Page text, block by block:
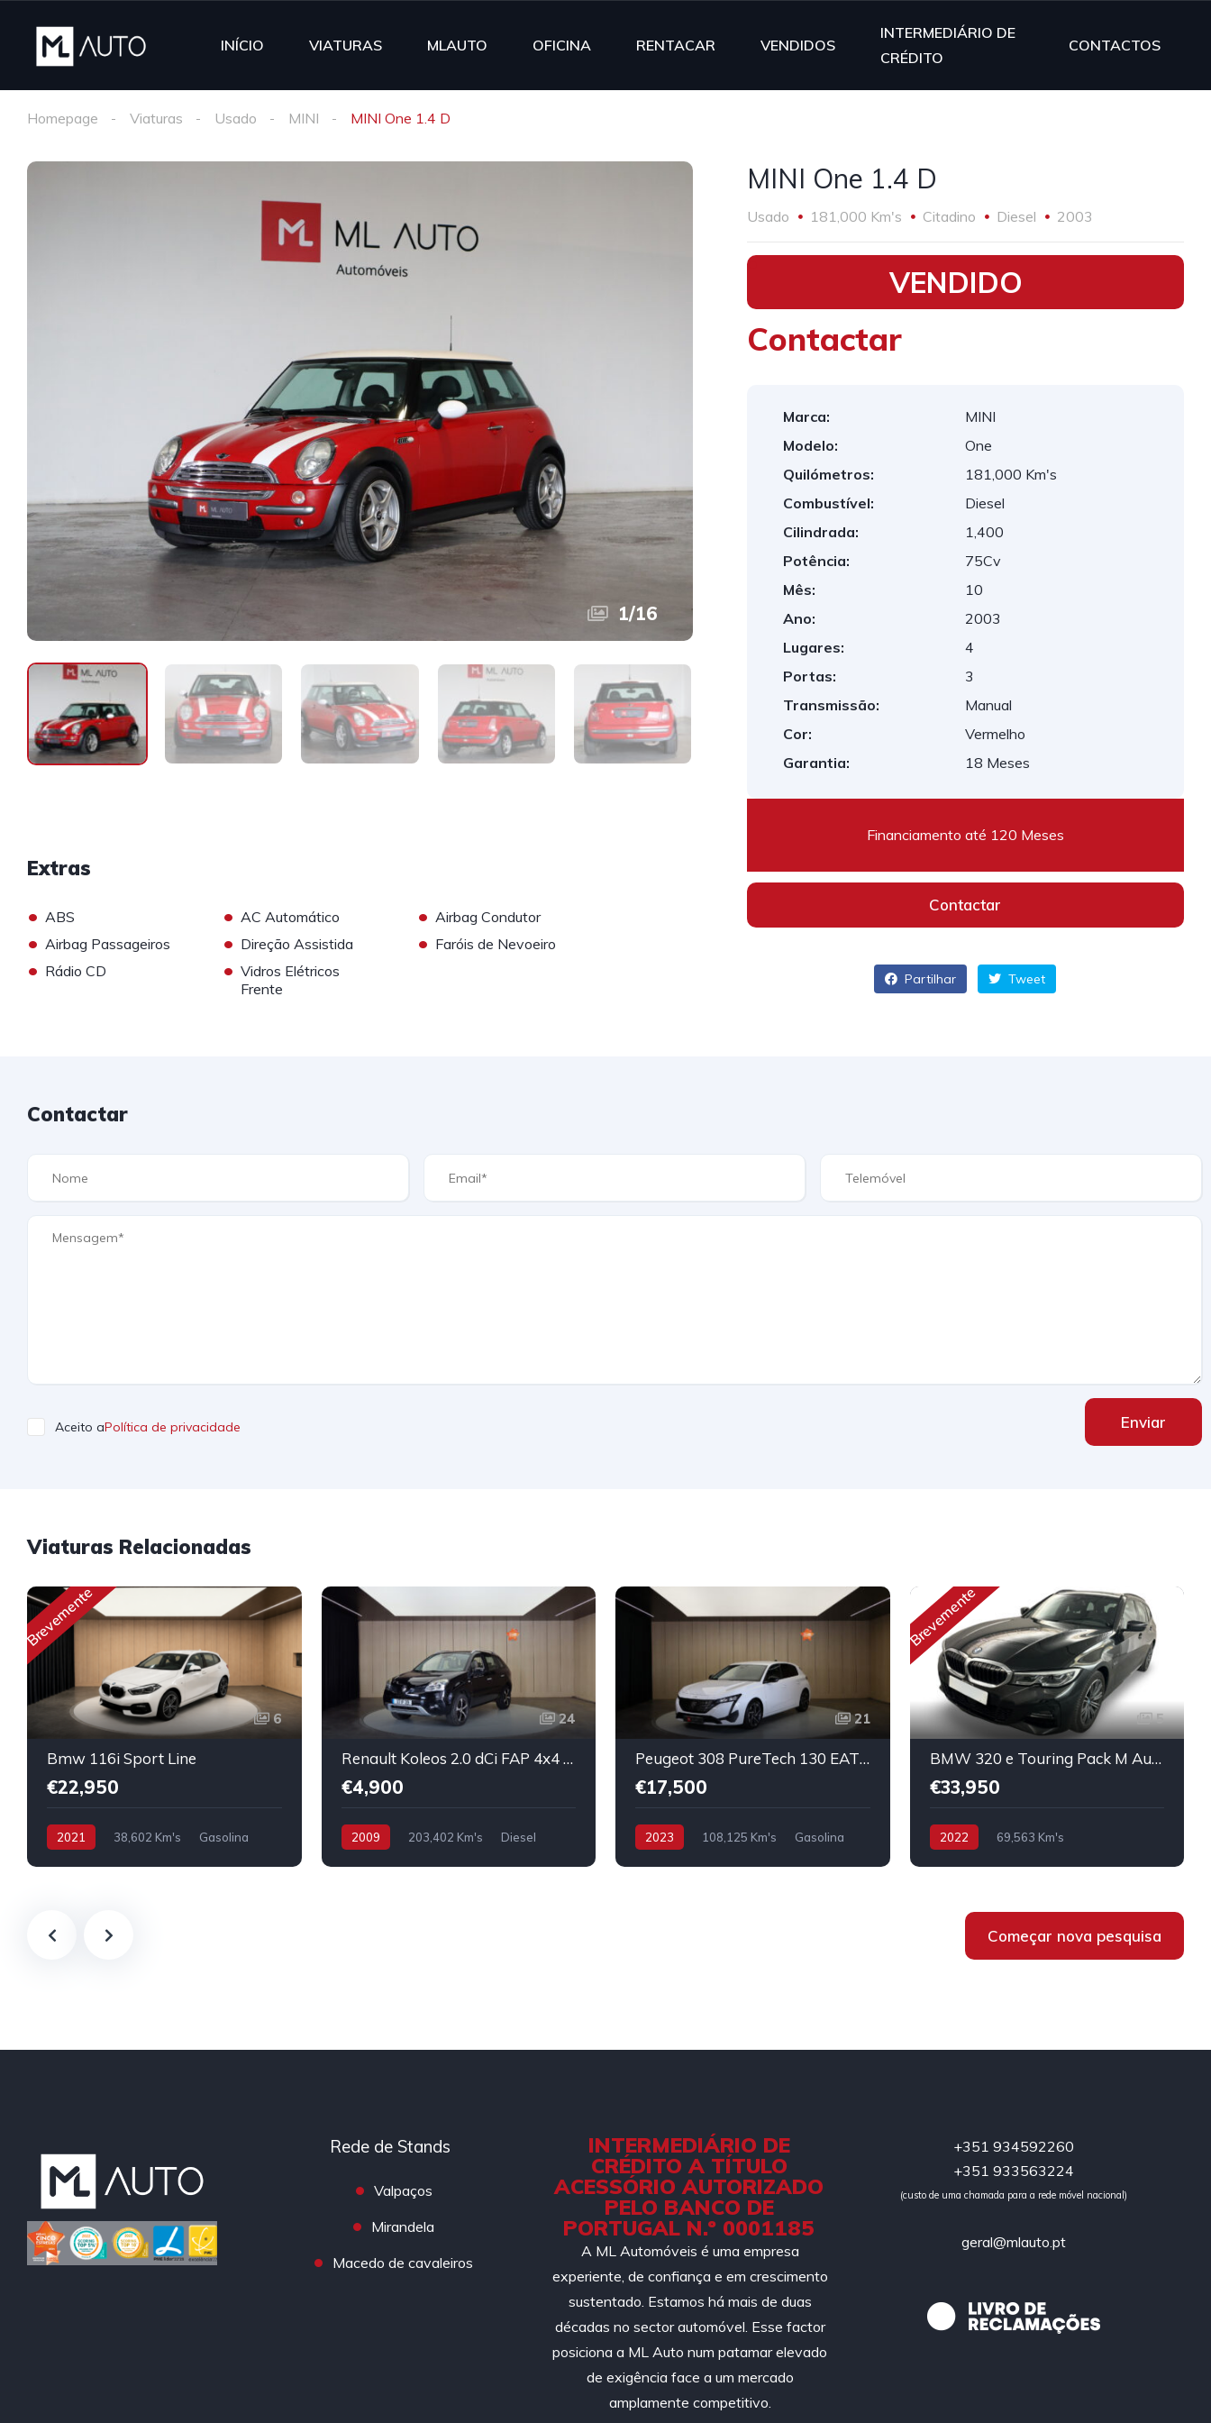
INÍCIO VIATURAS MLAUTO OFICINA RENTACAR VENDIDOS
INTERMEDIÁRIO DE
CRÉDITO
CONTACTOS
Homepage Viaturas Usado MINI MINI One 1.4 D
1/16
Extras
• ABS • AC Automático • Airbag Condutor
• Airbag Passageiros • Direção Assistida • Faróis de Nevoeiro
• Rádio CD • Vidros Elétricos
Frente
MINI One 1.4 D
Usado 181,000 Km's Citadino Diesel 2003
•
VENDIDO
Contactar
Marca:
MINI
Modelo:
One
Quilómetros:
181,000 Km's
Combustível:
Diesel
Cilindrada:
1,400
Potência:
75Cv
Mês:
10
Ano:
2003
Lugares:
4
Portas:
3
Transmissão:
Manual
Cor:
Vermelho
Garantia:
18 Meses
Financiamento até 120 Meses
Contactar
Partilhar Tweet
Contactar
Aceito aPolítica de privacidade Enviar
Viaturas Relacionadas
Brevemente
6
Bmw 116i Sport Line
€22,950
2021 38,602 Km's Gasolina
24
Renault Koleos 2.0 dCi FAP 4x4 Luxe
€4,900
2009 203,402 Km's Diesel
21
Peugeot 308 PureTech 130 EAT8 Allure Pack
€17,500
2023 108,125 Km's Gasolina
Brevemente
5
BMW 320 e Touring Pack M Auto
€33,950
2022
69,563 Km's
Começar nova pesquisa
Rede de Stands
Valpaços
Mirandela
Macedo de cavaleiros
INTERMEDIÁRIO DE
CRÉDITO A TÍTULO
ACESSÓRIO AUTORIZADO
PELO BANCO DE
PORTUGAL N.º 0001185
A ML Automóveis é uma empresa
experiente, de confiança e em crescimento
sustentado. Estamos há mais de duas
décadas no sector automóvel. Esse factor
posiciona a ML Auto num patamar elevado
de exigência face a um mercado
amplamente competitivo.
+351 934592260
+351 933563224
(custo de uma chamada para a rede móvel nacional)
geral@mlauto.pt